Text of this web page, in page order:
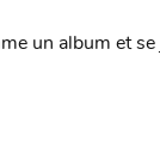
un album et